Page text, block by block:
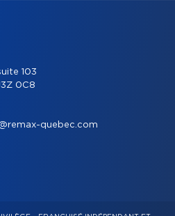
103
0C8
quebec.com